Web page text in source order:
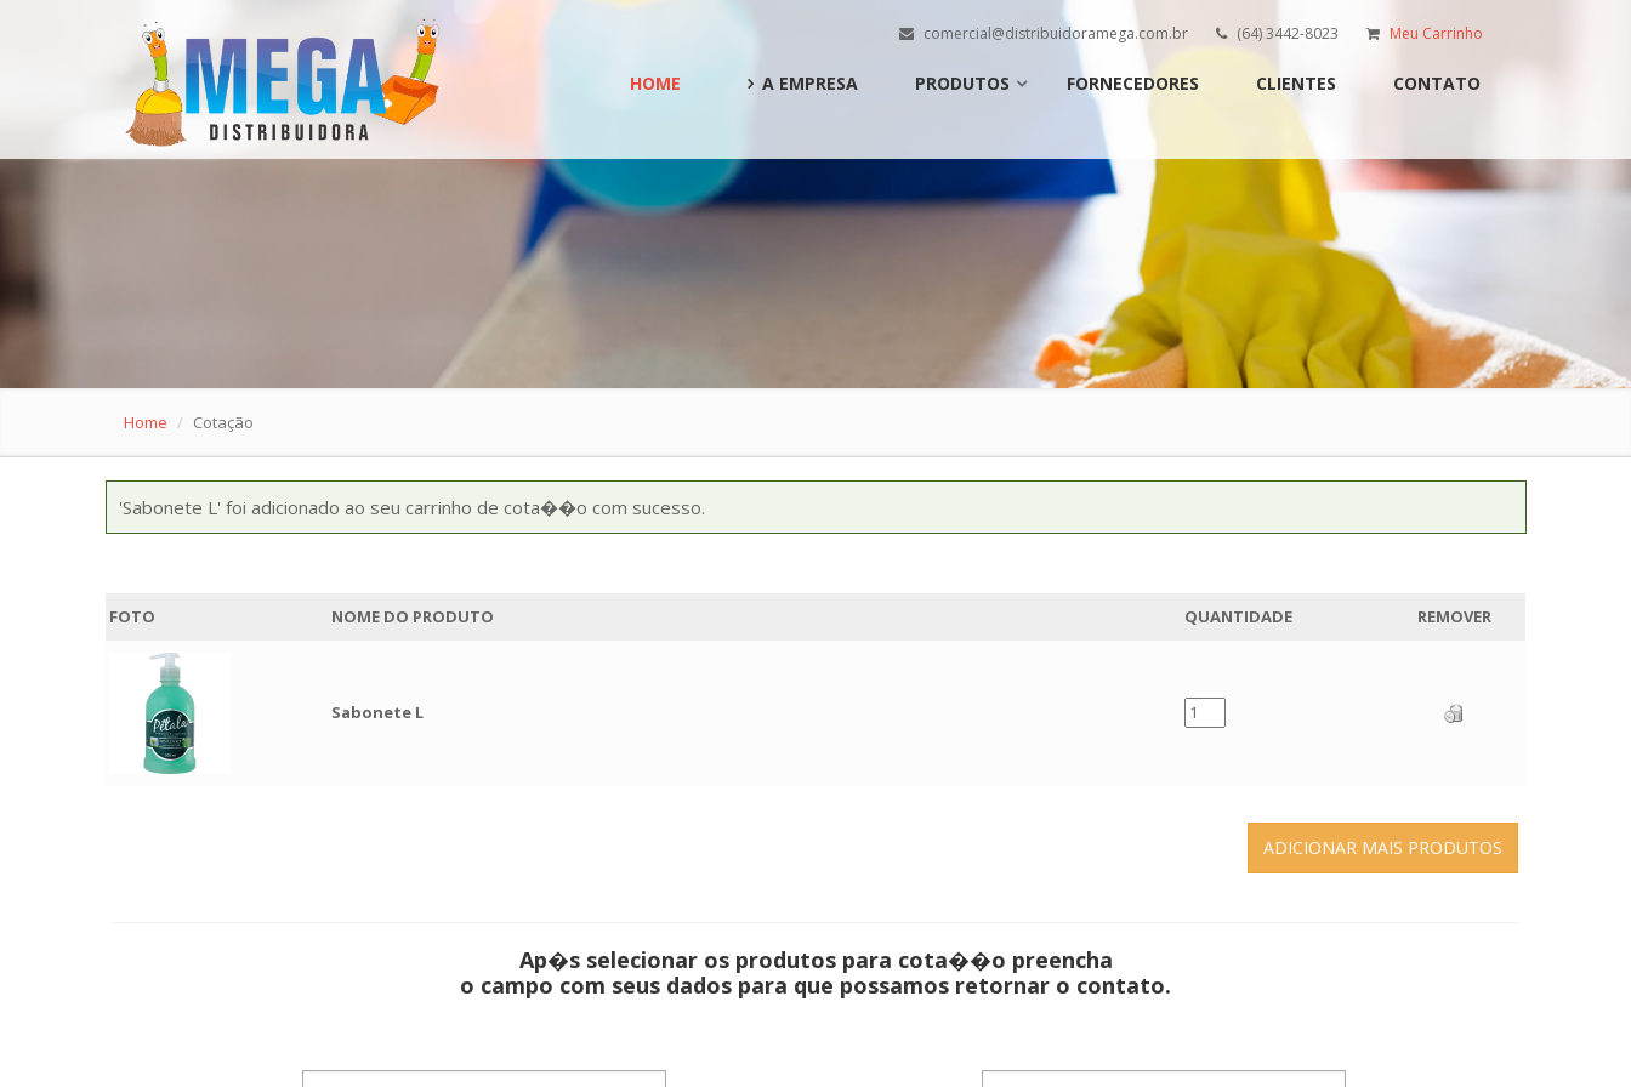
comercial@distribuidoramega.com.br (64) 3442-8023 Meu Carrinho
HOME A EMPRESA PRODUTOS FORNECEDORES CLIENTES CONTATO
Home Cotação
'Sabonete L' foi adicionado ao seu carrinho de cota��o com sucesso.
FOTO NOME DO PRODUTO QUANTIDADE REMOVER
Sabonete L
ADICIONAR MAIS PRODUTOS
Ap�s selecionar os produtos para cota��o preencha
o campo com seus dados para que possamos retornar o contato.